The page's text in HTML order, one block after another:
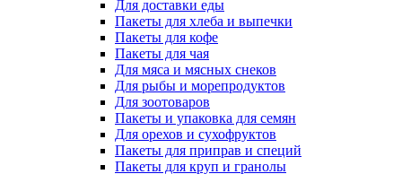
Для доставки еды
Пакеты для хлеба и выпечки
Пакеты для кофе
Пакеты для чая
Для мяса и мясных снеков
Для рыбы и морепродуктов
Для зоотоваров
Пакеты и упаковка для семян
Для орехов и сухофруктов
Пакеты для приправ и специй
Пакеты для круп и гранолы